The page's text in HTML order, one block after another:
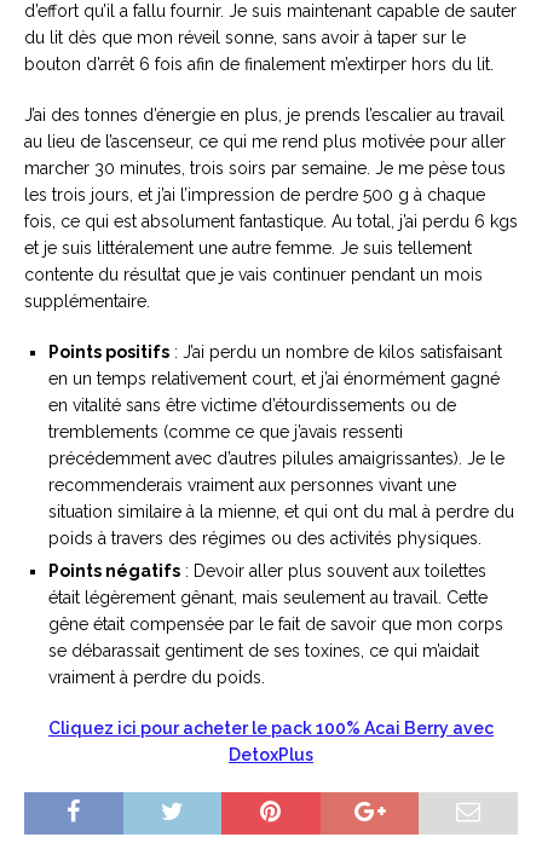
d’effort qu’il a fallu fournir. Je suis maintenant capable de sauter
du lit dès que mon réveil sonne, sans avoir à taper sur le
bouton d’arrêt 6 fois afin de finalement m’extirper hors du lit.
J’ai des tonnes d’énergie en plus, je prends l’escalier au travail
au lieu de l’ascenseur, ce qui me rend plus motivée pour aller
marcher 30 minutes, trois soirs par semaine. Je me pèse tous
les trois jours, et j’ai l’impression de perdre 500 g à chaque
fois, ce qui est absolument fantastique. Au total, j’ai perdu 6 kgs
et je suis littéralement une autre femme. Je suis tellement
contente du résultat que je vais continuer pendant un mois
supplémentaire.
Points positifs : J’ai perdu un nombre de kilos satisfaisant
en un temps relativement court, et j’ai énormément gagné
en vitalité sans être victime d’étourdissements ou de
tremblements (comme ce que j’avais ressenti
précédemment avec d’autres pilules amaigrissantes). Je le
recommenderais vraiment aux personnes vivant une
situation similaire à la mienne, et qui ont du mal à perdre du
poids à travers des régimes ou des activités physiques.
Points négatifs : Devoir aller plus souvent aux toilettes
était légèrement gênant, mais seulement au travail. Cette
gêne était compensée par le fait de savoir que mon corps
se débarassait gentiment de ses toxines, ce qui m’aidait
vraiment à perdre du poids.
Cliquez ici pour acheter le pack 100% Acai Berry avec
DetoxPlus